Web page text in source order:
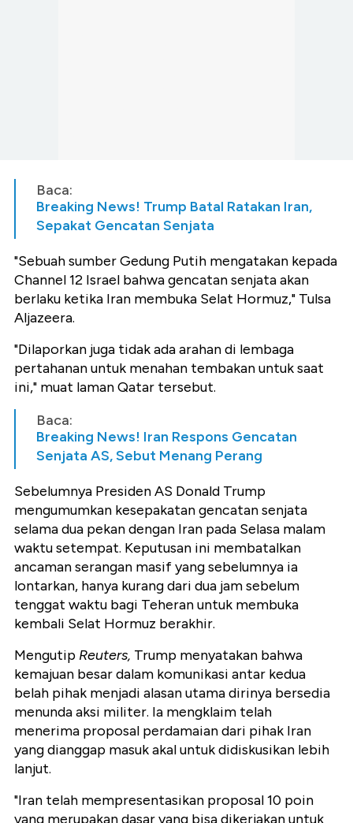
Baca:
Breaking News! Trump Batal Ratakan Iran,
Sepakat Gencatan Senjata
"Sebuah sumber Gedung Putih mengatakan kepada
Channel 12 Israel bahwa gencatan senjata akan
berlaku ketika Iran membuka Selat Hormuz," Tulsa
Aljazeera.
"Dilaporkan juga tidak ada arahan di lembaga
pertahanan untuk menahan tembakan untuk saat
ini," muat laman Qatar tersebut.
Baca:
Breaking News! Iran Respons Gencatan
Senjata AS, Sebut Menang Perang
Sebelumnya Presiden AS Donald Trump
mengumumkan kesepakatan gencatan senjata
selama dua pekan dengan Iran pada Selasa malam
waktu setempat. Keputusan ini membatalkan
ancaman serangan masif yang sebelumnya ia
lontarkan, hanya kurang dari dua jam sebelum
tenggat waktu bagi Teheran untuk membuka
kembali Selat Hormuz berakhir.
Mengutip Reuters, Trump menyatakan bahwa
kemajuan besar dalam komunikasi antar kedua
belah pihak menjadi alasan utama dirinya bersedia
menunda aksi militer. Ia mengklaim telah
menerima proposal perdamaian dari pihak Iran
yang dianggap masuk akal untuk didiskusikan lebih
lanjut.
"Iran telah mempresentasikan proposal 10 poin
yang merupakan dasar yang bisa dikerjakan untuk